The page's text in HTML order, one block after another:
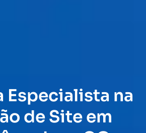
Especialista na
de Site em